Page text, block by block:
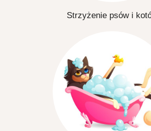
Strzyżenie psów i